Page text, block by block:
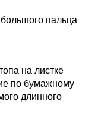
пальца
на листке
по бумажному
длинного